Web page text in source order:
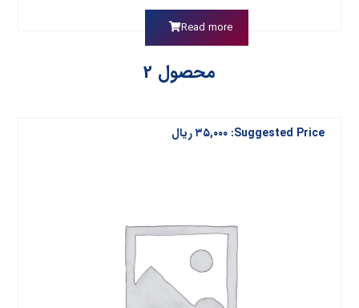
محصول 2
Read more
Suggested Price: ۳۵,۰۰۰ریال